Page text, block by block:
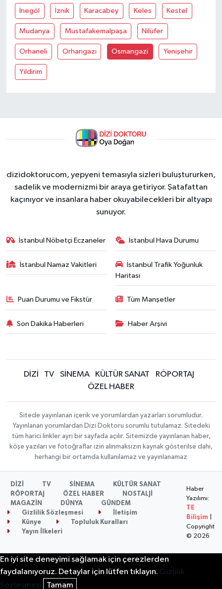
İnegöl İznik Karacabey Keles Kestel
Mudanya Mustafakemalpaşa Nilüfer
Orhaneli Orhangazi Osmangazi Yenişehir
Yildirim
dizidoktorucom, yepyeni temasıyla sizleri buluştururken,
sadelik ve modernizmi bir araya getiriyor. Şatafattan
kaçınıyor ve insanlara haber okuyabilecekleri bir altyapı
sunuyor.
İstanbul Nöbetçi Eczaneler İstanbul Hava Durumu
İstanbul Namaz Vakitleri
İstanbul Trafik Yoğunluk
Haritası
Puan Durumu ve Fikstür Tüm Manşetler
Son Dakika Haberleri Haber Arşivi
DİZİ TV SİNEMA KÜLTÜR SANAT
RÖPORTAJ
ÖZEL HABER
Sitede yayınlanan içerik ve yorumlardan yazarları sorumludur.
Yayınlanan yorumlardan Dizi Doktoru sorumlu tutulamaz. Sitedeki
tüm harici linkler ayrı bir sayfada açılır. Sitemizde yayınlanan haber,
köşe yazıları ve fotoğraflar izin alınmaksızın kaynak gösterilse dahi,
herhangi bir ortamda kullanılamaz ve yayınlanamaz
DİZİ TV SİNEMA
KÜLTÜR SANAT
RÖPORTAJ
ÖZEL HABER
NOSTALJİ
MAGAZİN
DÜNYA
GÜNDEM
Gizlilik Sözleşmesi
İletişim
Künye
Topluluk Kuralları
Yayın İlkeleri
Haber
Yazılımı:
TE
Bilişim
Copyright
© 2026
En iyi site deneyimi sağlamak için çerezlerden
faydalanıyoruz. Detaylar için lütfen tıklayın. Gizlilik
Sözleşmesi
Tamam